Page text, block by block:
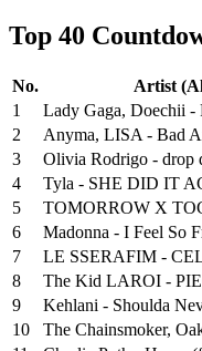
Top 40
No.
Artist
1
Lady Gaga, Doechii
2
Anyma, LISA - Bad
3
Olivia Rodrigo - drop
4
Tyla - SHE DID IT
5
TOMORROW X
6
Madonna - I Feel So
7
LE SSERAFIM -
8
The Kid LAROI -
9
Kehlani - Shoulda
10
The Chainsmoker,